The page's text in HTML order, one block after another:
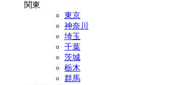
関東
東京
神奈川
埼玉
千葉
茨城
栃木
群馬